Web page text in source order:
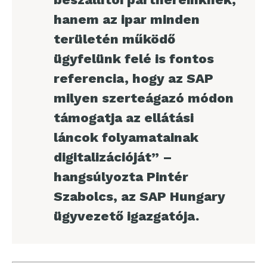
hanem az ipar minden
területén működő
ügyfelünk felé is fontos
referencia, hogy az SAP
milyen szerteágazó módon
támogatja az ellátási
láncok folyamatainak
digitalizációját” –
hangsúlyozta Pintér
Szabolcs, az SAP Hungary
ügyvezető igazgatója.